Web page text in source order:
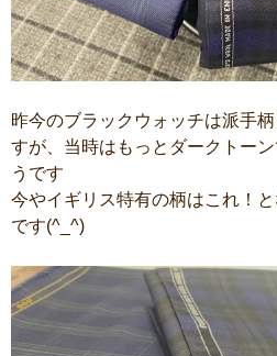
昨今のブラックウォッチは派手
すが、当時はもっとダークトー
うです
今やイギリス特有の柄はこれ！
です(^_^)